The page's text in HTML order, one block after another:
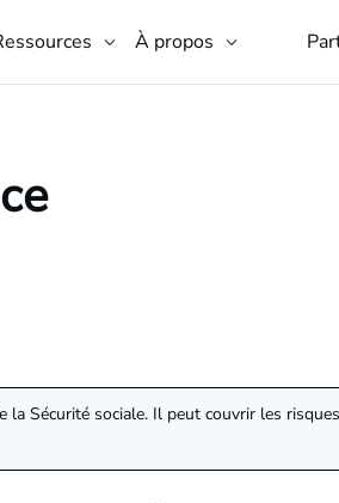
À propos
la Sécurité sociale. Il peut couvrir les